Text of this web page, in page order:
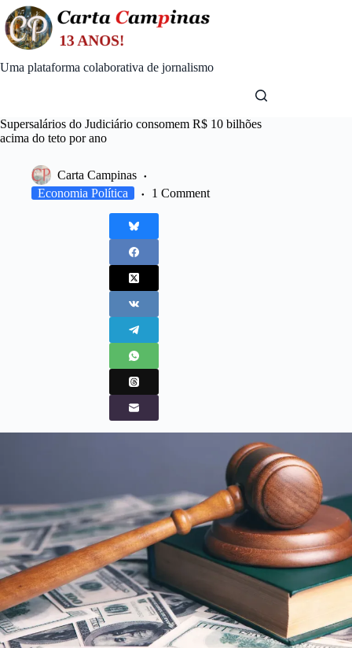
Skip
to
content
Uma plataforma colaborativa de jornalismo
Supersalários do Judiciário consomem R$ 10 bilhões
acima do teto por ano
Carta Campinas
Economia Política
1 Comment